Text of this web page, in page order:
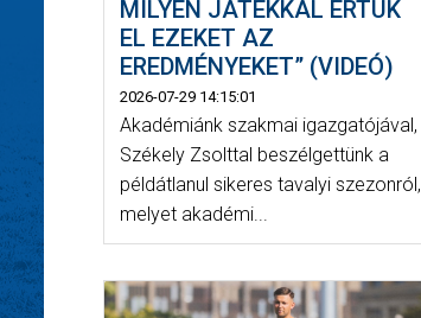
MILYEN JÁTÉKKAL ÉRTÜK
EL EZEKET AZ
EREDMÉNYEKET” (VIDEÓ)
2026-07-29 14:15:01
Akadémiánk szakmai igazgatójával,
Székely Zsolttal beszélgettünk a
példátlanul sikeres tavalyi szezonról,
melyet akadémi...